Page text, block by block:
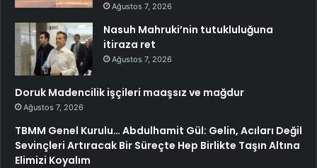
Ağustos 7, 2026
Nasuh Mahruki’nin tutukluluğuna
itiraza ret
Ağustos 7, 2026
Doruk Madencilik işçileri maaşsız ve mağdur
Ağustos 7, 2026
TBMM Genel Kurulu… Abdulhamit Gül: Gelin, Acıları Değil
Sevinçleri Artıracak Bir Süreçte Hep Birlikte Taşın Altına
Elimizi Koyalım